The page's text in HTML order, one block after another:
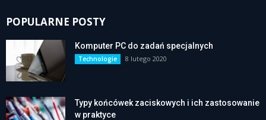
POPULARNE POSTY
Komputer PC do zadań specjalnych
Technologie 8 lutego 2020
Typy końcówek zaciskowych i ich zastosowanie
w praktyce